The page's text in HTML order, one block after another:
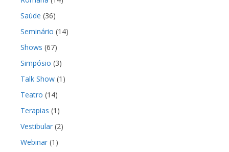
Saúde (36)
Seminário (14)
Shows (67)
Simpósio (3)
Talk Show(1)
Teatro (14)
Terapias (1)
Vestibular(2)
Webinar(1)